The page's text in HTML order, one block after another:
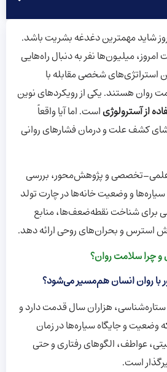
شاید مهمترین دغدغه بشریت باشد.
میلیون‌ها نفر به دنبال راه‌هایی
استراتژی‌های شخصی مقابله با
روان هستند. یکی از رویکردهای نوین
از آسترولوژیاست. اما آیا واقعاً
کشف علت و درمان فشارهای روانی
علمی-تخصصی و پژوهش‌محور، بررسی
و وضعیت خانه‌ها در چارت تولد
برای شناخت نقطه‌ضعف‌ها، منابع
استرس و بحران‌های روحی ارائه دهد.
چرا سلامت روان؟
روان انسان هم‌مسیر می‌شود؟
هزاران سال قدمت دارد و
وضعیت و جایگاه سیاره‌ها در زمان
عواطف، الگوهای رفتاری و حتی
است.